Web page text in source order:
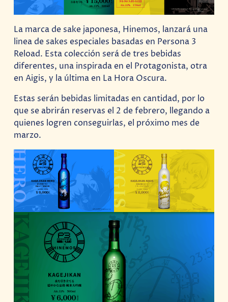
La marca de sake japonesa, Hinemos, lanzará una
linea de sakes especiales basadas en Persona 3
Reload. Esta colección será de tres bebidas
diferentes, una inspirada en el Protagonista, otra
en Aigis, y la última en La Hora Oscura.
Estas serán bebidas limitadas en cantidad, por lo
que se abrirán reservas el 2 de febrero, llegando a
quienes logren conseguirlas, el próximo mes de
marzo.